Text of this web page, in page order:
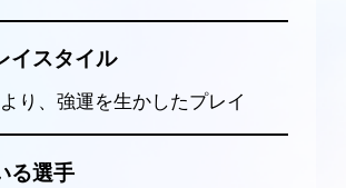
イスタイル
り、強運を生かしたプレイ
る選手